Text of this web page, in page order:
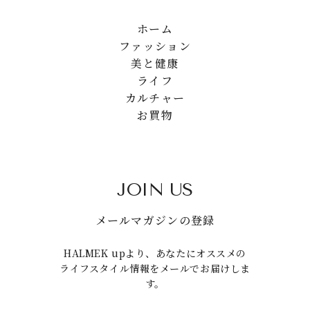
ホーム
ファッション
美と健康
ライフ
カルチャー
お買物
JOIN US
メールマガジンの登録
HALMEK upより、あなたにオススメの
ライフスタイル情報をメールでお届けしま
す。